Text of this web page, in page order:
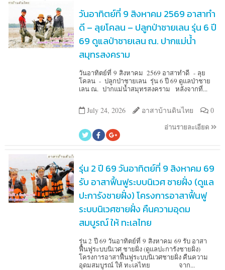
วันอาทิตย์ที่ 9 สิงหาคม 2569 อาสาทำ
ดี – ลุยโคลน – ปลูกป่าชายเลน รุ่น 6 ปี
69 ดูแลป่าชายเลน ณ. ปากแม่น้ำ
สมุทรสงคราม
วันอาทิตย์ที่ 9 สิงหาคม 2569 อาสาทำดี - ลุย
โคลน - ปลูกป่าชายเลน รุ่น 6 ปี 69 ดูแลป่าชาย
เลน ณ. ปากแม่น้ำสมุทรสงคราม หลังจากที่...
July 24, 2026 อาสาบ้านดินไทย 0
อ่านรายละเอียด
รุ่น 2 ปี 69 วันอาทิตย์ที่ 9 สิงหาคม 69
รับ อาสาฟื้นฟูระบบนิเวศ ชายฝั่ง (ดูแล
ปะการังชายฝั่ง) โครงการอาสาฟื้นฟู
ระบบนิเวศชายฝั่ง คืนความอุดม
สมบูรณ์ ให้ ทะเลไทย
รุ่น 2 ปี 69 วันอาทิตย์ที่ 9 สิงหาคม 69 รับ อาสา
ฟื้นฟูระบบนิเวศ ชายฝั่ง (ดูแลปะการังชายฝั่ง)
โครงการอาสาฟื้นฟูระบบนิเวศชายฝั่ง คืนความ
อุดมสมบูรณ์ ให้ ทะเลไทย จาก...